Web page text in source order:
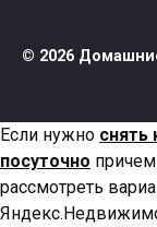
© 2026
Если нужно снять
посуточно
рассмотреть